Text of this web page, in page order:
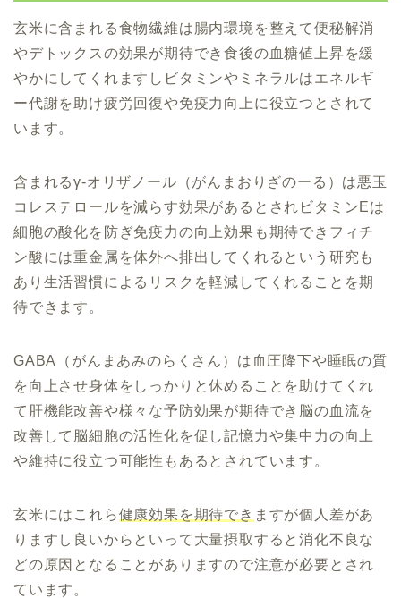
玄米に含まれる食物繊維は腸内環境を整えて便秘解消
やデトックスの効果が期待でき食後の血糖値上昇を緩
やかにしてくれますしビタミンやミネラルはエネルギ
ー代謝を助け疲労回復や免疫力向上に役立つとされて
います。
含まれるγ-オリザノール（がんまおりざのーる）は悪玉
コレステロールを減らす効果があるとされビタミンEは
細胞の酸化を防ぎ免疫力の向上効果も期待でき フィチ
ン酸には重金属を体外へ排出してくれるという研究も
あり生活習慣によるリスクを軽減してくれることを期
待できます。
GABA（がんまあみのらくさん）は血圧降下や睡眠の質
を向上させ身体をしっかりと休めることを助けてくれ
て肝機能改善や様々な予防効果が期待でき脳の血流を
改善して脳細胞の活性化を促し記憶力や集中力の向上
や維持に役立つ可能性もあるとされています。
玄米にはこれら健康効果を期待でき ますが個人差があ
りますし良いからといって大量摂取すると消化不良な
どの原因となることがありますので注意が必要とされ
ています。